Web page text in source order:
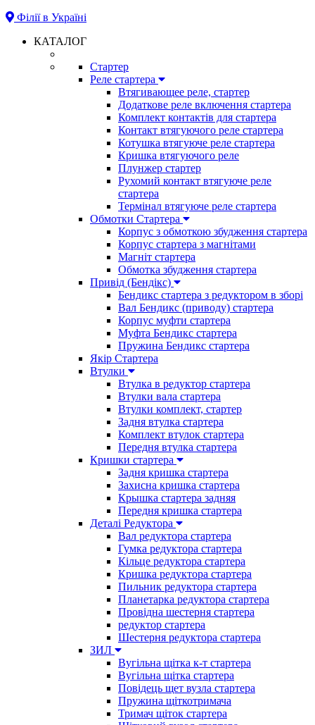
Філії в Україні
КАТАЛОГ
Стартер
Реле стартера
Втягивающее реле, стартер
Додаткове реле включення стартера
Комплект контактів для стартера
Контакт втягуючого реле стартера
Котушка втягуюче реле стартера
Кришка втягуючого реле
Плунжер стартер
Рухомий контакт втягуюче реле
стартера
Термінал втягуюче реле стартера
Обмотки Стартера
Корпус з обмоткою збудження стартера
Корпус стартера з магнітами
Магніт стартера
Обмотка збудження стартера
Привід (Бендікс)
Бендикс стартера з редуктором в зборі
Вал Бендикс (приводу) стартера
Корпус муфти стартера
Муфта Бендикс стартера
Пружина Бендикс стартера
Якір Стартера
Втулки
Втулка в редуктор стартера
Втулки вала стартера
Втулки комплект, стартер
Задня втулка стартера
Комплект втулок стартера
Передня втулка стартера
Кришки стартера
Задня кришка стартера
Захисна кришка стартера
Крышка стартера задняя
Передня кришка стартера
Деталі Редуктора
Вал редуктора стартера
Гумка редуктора стартера
Кільце редуктора стартера
Кришка редуктора стартера
Пильник редуктора стартера
Планетарка редуктора стартера
Провідна шестерня стартера
редуктор стартера
Шестерня редуктора стартера
ЗИЛ
Вугільна щітка к-т стартера
Вугільна щітка стартера
Повідець щет вузла стартера
Пружина щіткотримача
Тримач щіток стартера